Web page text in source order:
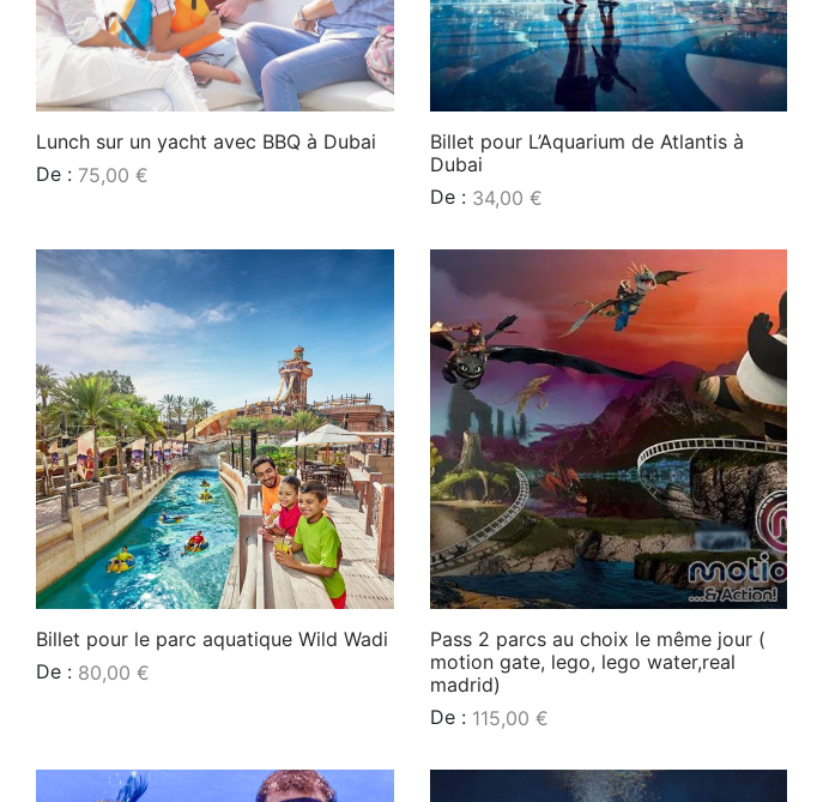
Lunch sur un yacht avec BBQ à Dubai
De : 75,00 €
Billet pour L’Aquarium de Atlantis à
Dubai
De : 34,00 €
Billet pour le parc aquatique Wild Wadi
De : 80,00 €
Pass 2 parcs au choix le même jour (
motion gate, lego, lego water,real
madrid)
De : 115,00 €